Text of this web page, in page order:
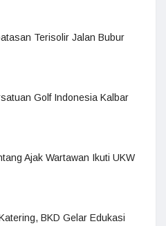
Terisolir Jalan Bubur
Golf Indonesia Kalbar
Ajak Wartawan Ikuti UKW
BKD Gelar Edukasi